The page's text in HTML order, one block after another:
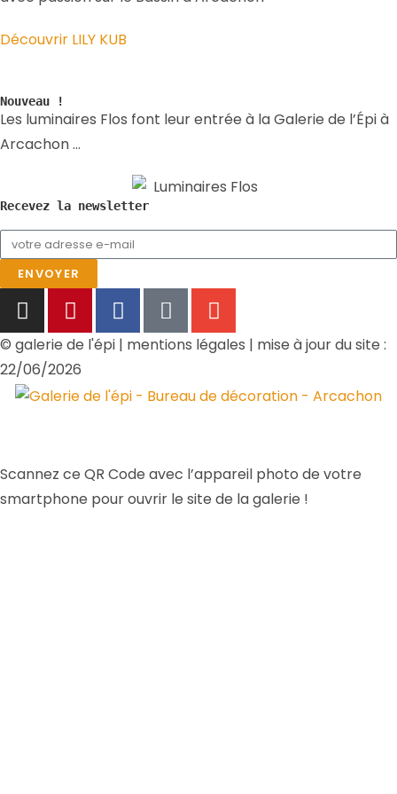
Découvrir LILY KUB
Nouveau !
Les luminaires Flos font leur entrée à la Galerie de l’Épi à
Arcachon …
Recevez la newsletter
ENVOYER
© galerie de l'épi | mentions légales | mise à jour du site :
22/06/2026
Scannez ce QR Code avec l’appareil photo de votre
smartphone pour ouvrir le site de la galerie !